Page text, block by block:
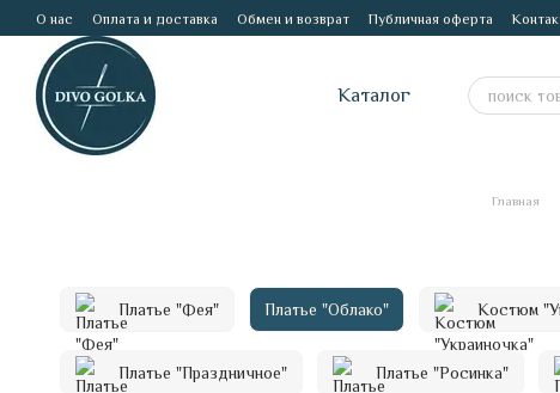
Перейти к основному контенту
О нас Оплата и доставка Обмен и возврат Публичная оферта
Каталог
Главная
Платье "Фея" Платье "Облако" Костюм
Платье "Праздничное" Платье "Росинка"